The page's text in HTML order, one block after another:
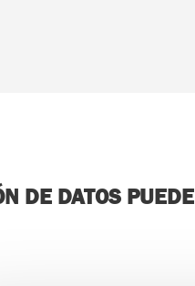
DE DATOS PUEDE